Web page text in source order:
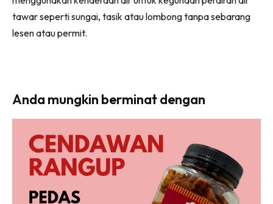
tawar seperti sungai, tasik atau lombong tanpa sebarang
lesen atau permit.
Anda mungkin berminat dengan